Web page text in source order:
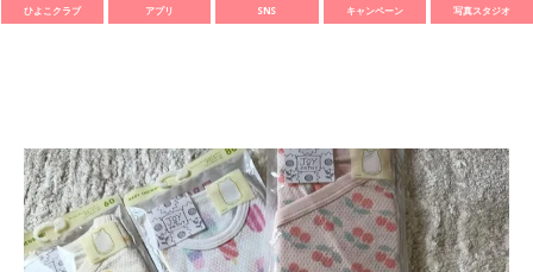
ひよこクラブ アプリ SNS キャンペーン 写真スタジオ